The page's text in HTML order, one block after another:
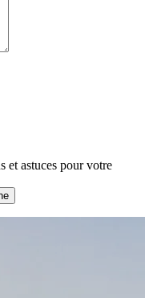
et astuces pour votre